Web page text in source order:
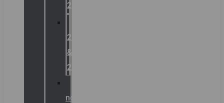
2
21
&
22
noodverlichting